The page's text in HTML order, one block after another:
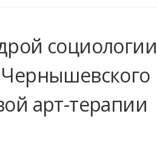
социологии
арт-терапии